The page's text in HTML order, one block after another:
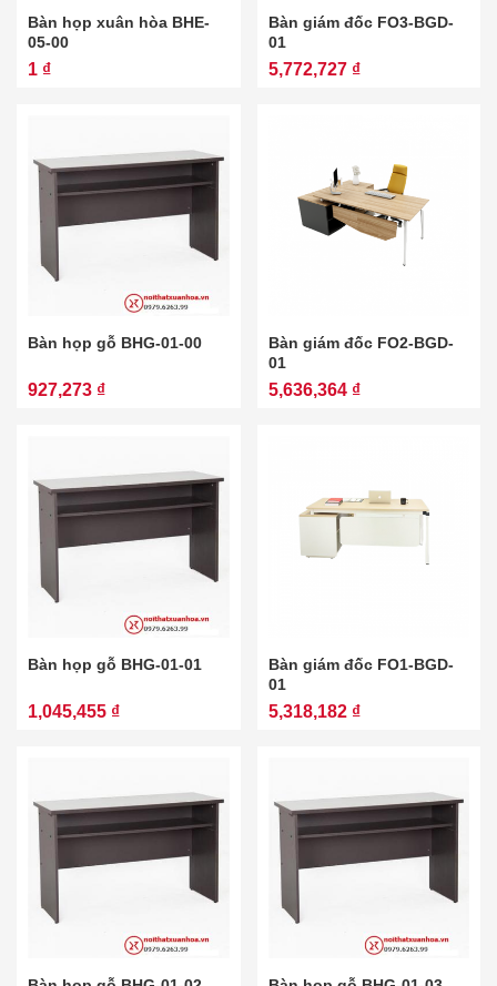
Bàn họp xuân hòa BHE-
05-00
1 ₫
Bàn giám đốc FO3-BGD-
01
5,772,727 ₫
Bàn họp gỗ BHG-01-00
927,273 ₫
Bàn giám đốc FO2-BGD-
01
5,636,364 ₫
Bàn họp gỗ BHG-01-01
1,045,455 ₫
Bàn giám đốc FO1-BGD-
01
5,318,182 ₫